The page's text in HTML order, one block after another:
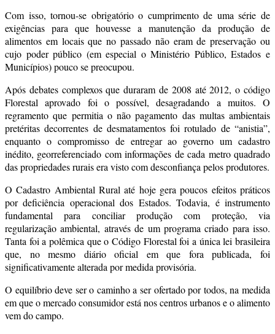
Com isso, tornou-se obrigatório o cumprimento de uma série de
exigências para que houvesse a manutenção da produção de
alimentos em locais que no passado não eram de preservação ou
cujo poder público (em especial o Ministério Público, Estados e
Municípios) pouco se preocupou.
Após debates complexos que duraram de 2008 até 2012, o código
Florestal aprovado foi o possível, desagradando a muitos. O
regramento que permitia o não pagamento das multas ambientais
pretéritas decorrentes de desmatamentos foi rotulado de “anistia”,
enquanto o compromisso de entregar ao governo um cadastro
inédito, georreferenciado com informações de cada metro quadrado
das propriedades rurais era visto com desconfiança pelos produtores.
O Cadastro Ambiental Rural até hoje gera poucos efeitos práticos
por deficiência operacional dos Estados. Todavia, é instrumento
fundamental para conciliar produção com proteção, via
regularização ambiental, através de um programa criado para isso.
Tanta foi a polêmica que o Código Florestal foi a única lei brasileira
que, no mesmo diário oficial em que fora publicada, foi
significativamente alterada por medida provisória.
O equilíbrio deve ser o caminho a ser ofertado por todos, na medida
em que o mercado consumidor está nos centros urbanos e o alimento
vem do campo.